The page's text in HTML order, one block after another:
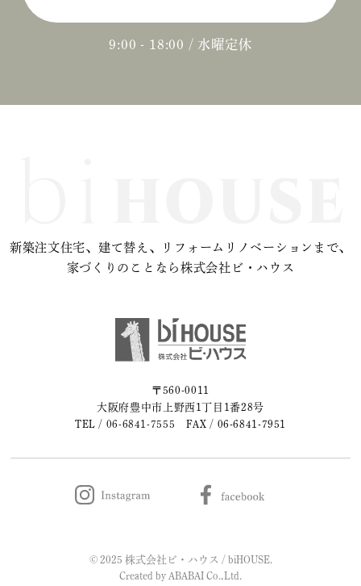
2024年03月 (2)
2023年12月 (1)
2023年08月 (2)
2023年04月 (2)
2023年03月 (3)
2023年02月 (2)
9:00 - 18:00 / 水曜定休
新築注文住宅、建て替え、リフォームリノベーションまで、
家づくりのことなら株式会社ビ・ハウス
〒560-0011
大阪府豊中市上野西1丁目1番28号
TEL / 06-6841-7555 FAX / 06-6841-7951
© 2025 株式会社ビ・ハウス / biHOUSE.
Created by ABABAI Co.,Ltd.